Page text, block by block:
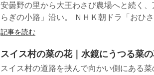
安曇野の里から大王わさび農場へと続く
らぎの小路」沿い。 ＮＨＫ朝ドラ「おひ
記事を読む
スイス村の菜の花｜水鏡にうつる菜
スイス村の道路を挟んで向かい側にある